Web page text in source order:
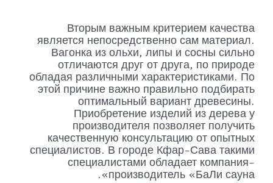
Вторым важным критерием качества
является непосредственно сам материал.
Вагонка из ольхи, липы и сосны сильно
отличаются друг от друга, по природе
обладая различными характеристиками. По
этой причине важно правильно подбирать
оптимальный вариант древесины.
Приобретение изделий из дерева у
производителя позволяет получить
качественную консультацию от опытных
специалистов. В городе Кфар-Сава такими
специалистами обладает компания-
производитель «БаЛи сауна».